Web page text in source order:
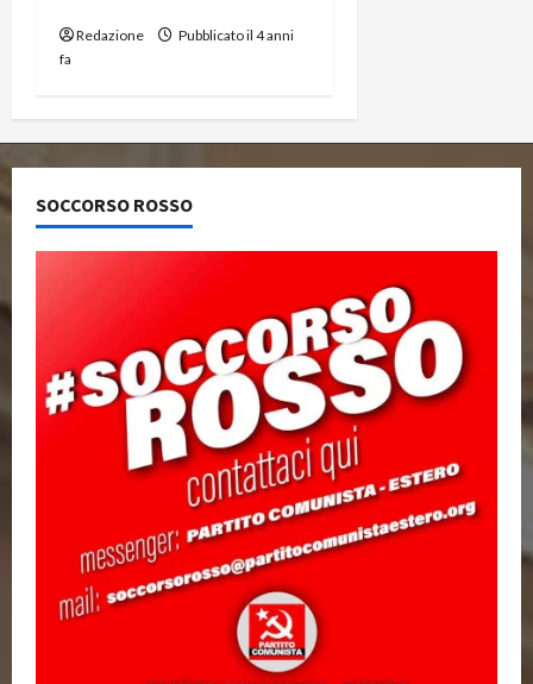
Redazione
Pubblicato il 4 anni
fa
SOCCORSO ROSSO